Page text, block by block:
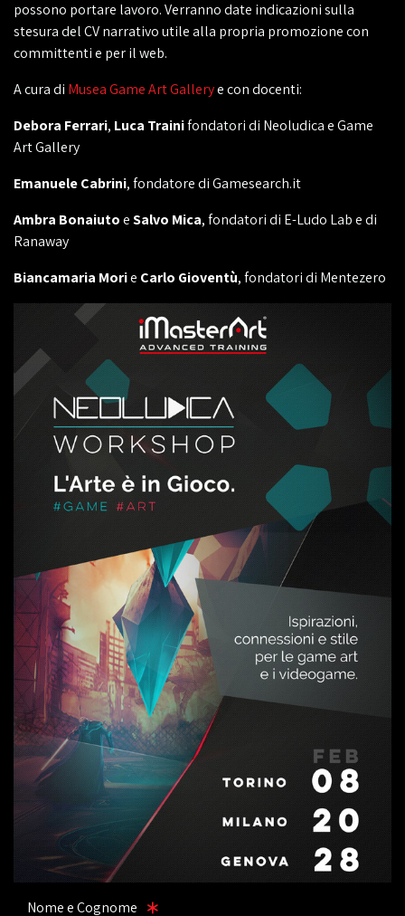
possono portare lavoro. Verranno date indicazioni sulla
stesura del CV narrativo utile alla propria promozione con
committenti e per il web.
A cura di Musea Game Art Gallerye con docenti:
Debora Ferrari, Luca Trainifondatori di Neoludica e Game
Art Gallery
Emanuele Cabrini, fondatore di Gamesearch.it
Ambra BonaiutoeSalvo Mica, fondatori di E-Ludo Lab e di
Ranaway
Biancamaria Morie Carlo Gioventù, fondatori di Mentezero
Nome e Cognome